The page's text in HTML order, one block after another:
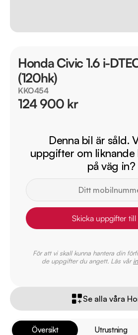
Översikt Utrustning
Honda Civic 1.6 i-
(120hk)
KKO454
124 900 kr
Denna bil är såld.
uppgifter om liknande
på väg in?
Skicka uppgifter till
För att vi skall kunna hantera din
de uppgifter du angett. Läs vår
Se alla våra